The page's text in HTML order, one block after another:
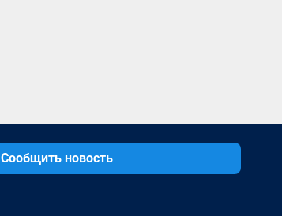
Сообщить новость